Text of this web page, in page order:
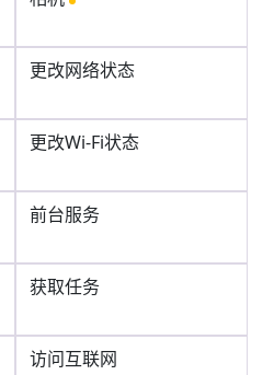
更改网络状态
更改Wi-Fi状态
前台服务
获取任务
访问互联网